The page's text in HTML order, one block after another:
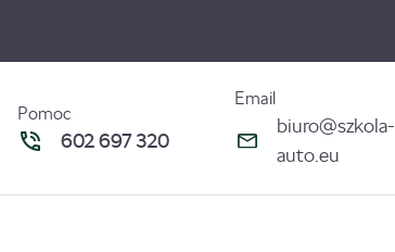
Pomoc
602 697 320
Email
biuro@szkola-
auto.eu